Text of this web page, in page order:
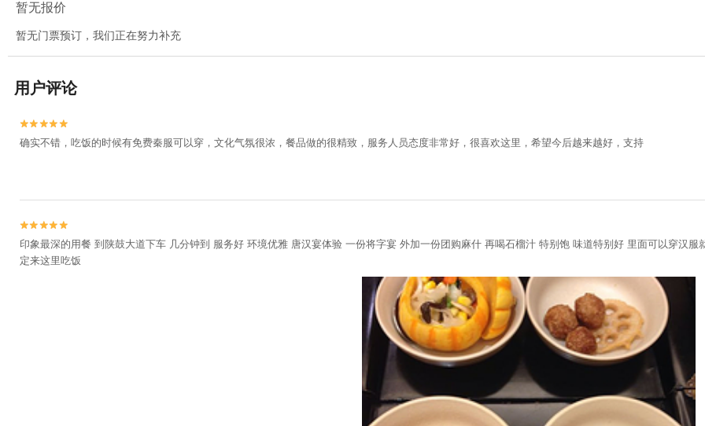
暂无报价
暂无门票预订，我们正在努力补充
用户评论


确实不错，吃饭的时候有免费秦服可以穿，文化气氛很浓，餐品做的很精致，服务人员态度非常好，很喜欢这里，希望今后越来越好，支持


印象最深的用餐 到陕鼓大道下车 几分钟到 服务好 环境优雅 唐汉宴体验 一份将字宴 外加一份团购麻什 再喝石榴汁 特别饱 味道特别好 里面可以穿汉
定来这里吃饭